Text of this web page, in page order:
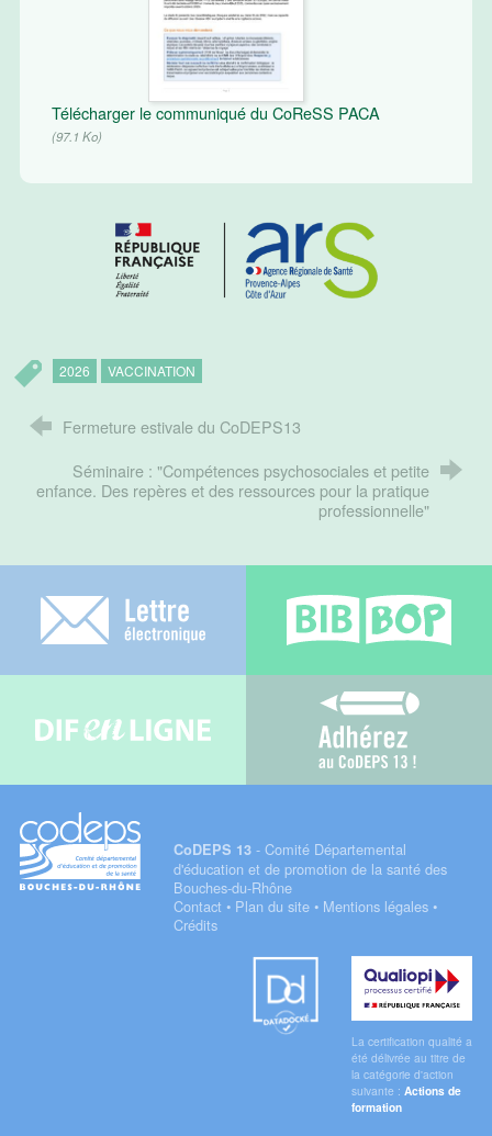
Télécharger le communiqué du CoReSS PACA
(97.1 Ko)
2026 VACCINATION
Fermeture estivale du CoDEPS13
Séminaire : "Compétences psychosociales et petite
enfance. Des repères et des ressources pour la pratique
professionnelle"
Adhérez au
CoDEPS 13- Comité Départemental
d'éducation et de promotion de la santé des
Bouches-du-Rhône
Contact • Plan du site• Mentions légales•
Crédits
Qualiopi
La certification qualité a
été délivrée au titre de
la catégorie d'action
suivante :Actions de
formation